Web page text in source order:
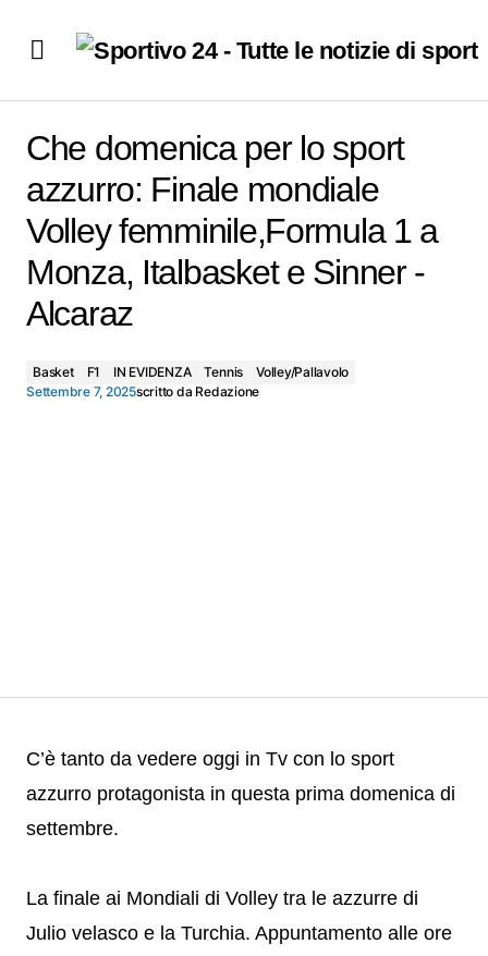
Volley femminile,Formula 1 a Monza, Italbasket e Sinner
-Alcaraz
Che domenica per lo sport
azzurro: Finale mondiale
Volley femminile,Formula 1 a
Monza, Italbasket e Sinner -
Alcaraz
Basket F1 IN EVIDENZA Tennis
Volley/Pallavolo
Settembre 7, 2025scritto da Redazione
C’è tanto da vedere oggi in Tv con lo sport
azzurro protagonista in questa prima domenica di
settembre.
La finale ai Mondiali di Volley tra le azzurre di
Julio velasco e la Turchia. Appuntamento alle ore